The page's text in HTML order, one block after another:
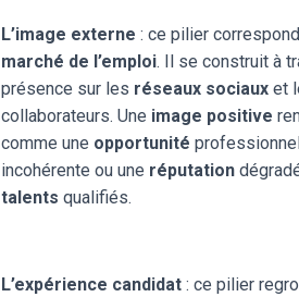
L’image externe : ce pilier
marché de l’emploi. Il se construit à
présence sur les réseaux sociaux et
collaborateurs. Une image positive
comme une opportunité
incohérente ou une réputation
talents qualifiés.
L’expérience candidat : ce pilier